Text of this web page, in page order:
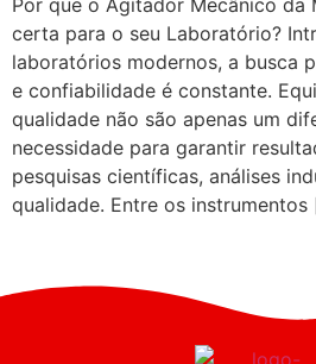
Por que o Agitador Mecânico da
certa para o seu Laboratório?
laboratórios modernos, a busca
e confiabilidade é constante.
qualidade não são apenas um
necessidade para garantir
pesquisas científicas, análises
qualidade. Entre os